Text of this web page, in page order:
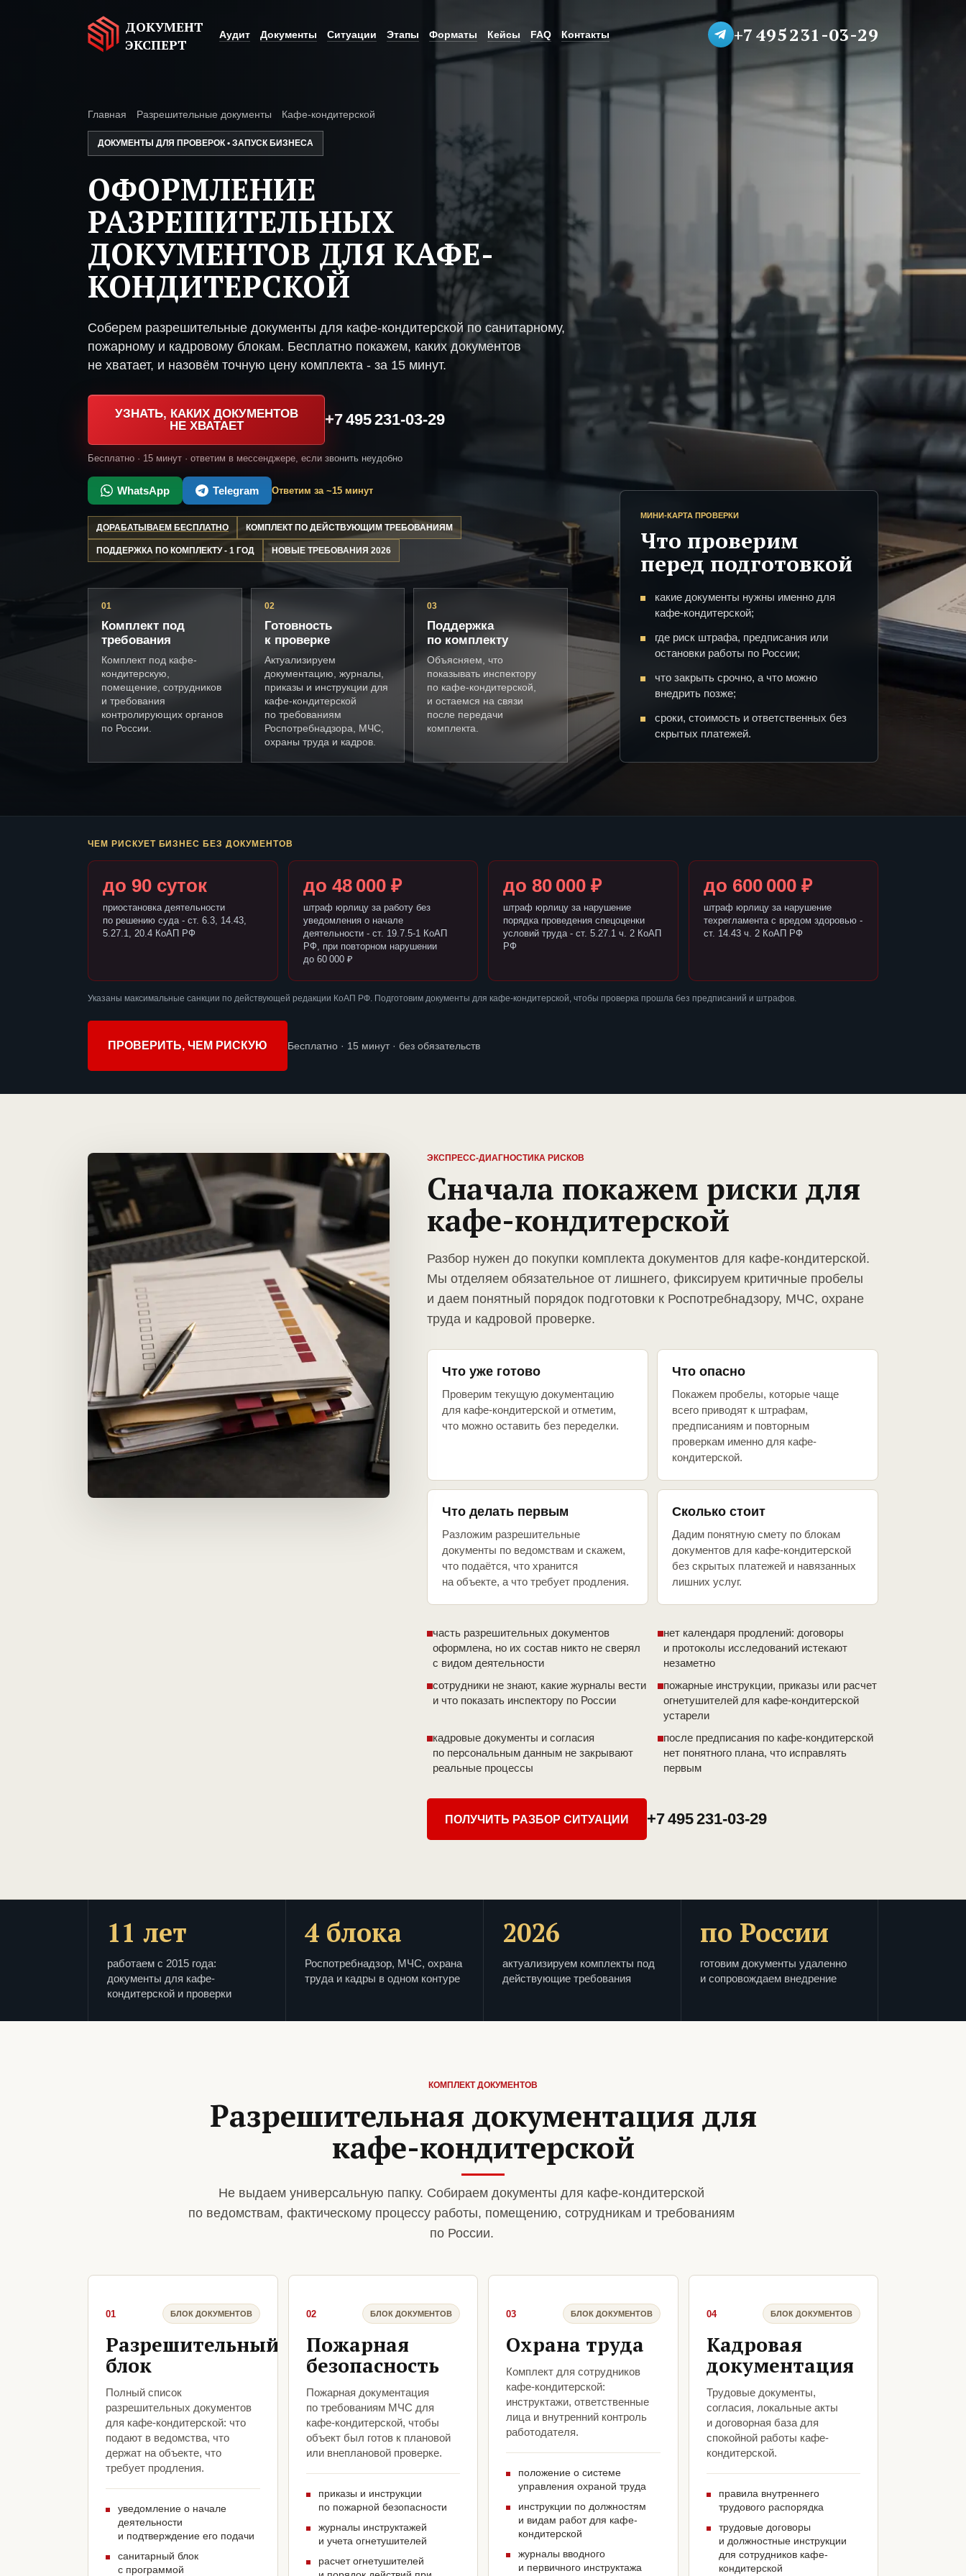
ДОКУМЕНТ
ЭКСПЕРТ
Аудит Документы Ситуации Этапы Форматы Кейсы FAQ Контакты +7 495 231-03-29
Главная Разрешительные документы Кафе-кондитерской
ДОКУМЕНТЫ ДЛЯ ПРОВЕРОК • ЗАПУСК БИЗНЕСА
ОФОРМЛЕНИЕ
РАЗРЕШИТЕЛЬНЫХ
ДОКУМЕНТОВ ДЛЯ КАФЕ-
КОНДИТЕРСКОЙ
Соберем разрешительные документы для кафе-кондитерской по санитарному,
пожарному и кадровому блокам. Бесплатно покажем, каких документов
не хватает, и назовём точную цену комплекта - за 15 минут.
УЗНАТЬ, КАКИХ ДОКУМЕНТОВ
НЕ ХВАТАЕТ
+7 495 231-03-29
Бесплатно · 15 минут · ответим в мессенджере, если звонить неудобно
WhatsApp Telegram Ответим за ~15 минут
ДОРАБАТЫВАЕМ БЕСПЛАТНО КОМПЛЕКТ ПО ДЕЙСТВУЮЩИМ ТРЕБОВАНИЯМ
ПОДДЕРЖКА ПО КОМПЛЕКТУ - 1 ГОД НОВЫЕ ТРЕБОВАНИЯ 2026
01
Комплект под
требования
Комплект под кафе-
кондитерскую,
помещение, сотрудников
и требования
контролирующих органов
по России.
02
Готовность
к проверке
Актуализируем
документацию, журналы,
приказы и инструкции для
кафе-кондитерской
по требованиям
Роспотребнадзора, МЧС,
охраны труда и кадров.
03
Поддержка
по комплекту
Объясняем, что
показывать инспектору
по кафе-кондитерской,
и остаемся на связи
после передачи
комплекта.
МИНИ-КАРТА ПРОВЕРКИ
Что проверим
перед подготовкой
какие документы нужны именно для
кафе-кондитерской;
где риск штрафа, предписания или
остановки работы по России;
что закрыть срочно, а что можно
внедрить позже;
сроки, стоимость и ответственных без
скрытых платежей.
ЧЕМ РИСКУЕТ БИЗНЕС БЕЗ ДОКУМЕНТОВ
до 90 суток
приостановка деятельности
по решению суда - ст. 6.3, 14.43,
5.27.1, 20.4 КоАП РФ
до 48 000 ₽
штраф юрлицу за работу без
уведомления о начале
деятельности - ст. 19.7.5-1 КоАП
РФ, при повторном нарушении
до 60 000 ₽
до 80 000 ₽
штраф юрлицу за нарушение
порядка проведения спецоценки
условий труда - ст. 5.27.1 ч. 2 КоАП
РФ
до 600 000 ₽
штраф юрлицу за нарушение
техрегламента с вредом здоровью -
ст. 14.43 ч. 2 КоАП РФ
Указаны максимальные санкции по действующей редакции КоАП РФ. Подготовим документы для кафе-кондитерской, чтобы проверка прошла без предписаний и штрафов.
ПРОВЕРИТЬ, ЧЕМ РИСКУЮ Бесплатно · 15 минут · без обязательств
ЭКСПРЕСС-ДИАГНОСТИКА РИСКОВ
Сначала покажем риски для
кафе-кондитерской
Разбор нужен до покупки комплекта документов для кафе-кондитерской.
Мы отделяем обязательное от лишнего, фиксируем критичные пробелы
и даем понятный порядок подготовки к Роспотребнадзору, МЧС, охране
труда и кадровой проверке.
Что уже готово
Проверим текущую документацию
для кафе-кондитерской и отметим,
что можно оставить без переделки.
Что опасно
Покажем пробелы, которые чаще
всего приводят к штрафам,
предписаниям и повторным
проверкам именно для кафе-
кондитерской.
Что делать первым
Разложим разрешительные
документы по ведомствам и скажем,
что подаётся, что хранится
на объекте, а что требует продления.
Сколько стоит
Дадим понятную смету по блокам
документов для кафе-кондитерской
без скрытых платежей и навязанных
лишних услуг.
часть разрешительных документов
оформлена, но их состав никто не сверял
с видом деятельности
нет календаря продлений: договоры
и протоколы исследований истекают
незаметно
сотрудники не знают, какие журналы вести
и что показать инспектору по России
пожарные инструкции, приказы или расчет
огнетушителей для кафе-кондитерской
устарели
кадровые документы и согласия
по персональным данным не закрывают
реальные процессы
после предписания по кафе-кондитерской
нет понятного плана, что исправлять
первым
ПОЛУЧИТЬ РАЗБОР СИТУАЦИИ +7 495 231-03-29
11 лет
работаем с 2015 года:
документы для кафе-
кондитерской и проверки
4 блока
Роспотребнадзор, МЧС, охрана
труда и кадры в одном контуре
2026
актуализируем комплекты под
действующие требования
по России
готовим документы удаленно
и сопровождаем внедрение
КОМПЛЕКТ ДОКУМЕНТОВ
Разрешительная документация для
кафе-кондитерской
Не выдаем универсальную папку. Собираем документы для кафе-кондитерской
по ведомствам, фактическому процессу работы, помещению, сотрудникам и требованиям
по России.
01 БЛОК ДОКУМЕНТОВ
Разрешительный
блок
Полный список
разрешительных документов
для кафе-кондитерской: что
подают в ведомства, что
держат на объекте, что
требует продления.
уведомление о начале
деятельности
и подтверждение его подачи
санитарный блок
с программой
02 БЛОК ДОКУМЕНТОВ
Пожарная
безопасность
Пожарная документация
по требованиям МЧС для
кафе-кондитерской, чтобы
объект был готов к плановой
или внеплановой проверке.
приказы и инструкции
по пожарной безопасности
журналы инструктажей
и учета огнетушителей
расчет огнетушителей
03 БЛОК ДОКУМЕНТОВ
Охрана труда
Комплект для сотрудников
кафе-кондитерской:
инструктажи, ответственные
лица и внутренний контроль
работодателя.
положение о системе
управления охраной труда
инструкции по должностям
и видам работ для кафе-
кондитерской
журналы вводного
и первичного инструктажа
04 БЛОК ДОКУМЕНТОВ
Кадровая
документация
Трудовые документы,
согласия, локальные акты
и договорная база для
спокойной работы кафе-
кондитерской.
правила внутреннего
трудового распорядка
трудовые договоры
и должностные инструкции
для сотрудников кафе-
кондитерской